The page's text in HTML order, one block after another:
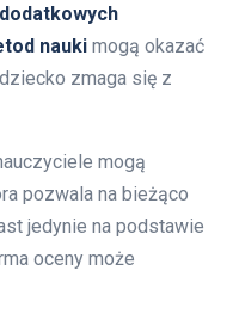
dodatkowych
nauki mogą okazać
zmaga się z
mogą
pozwala na bieżąco
jedynie na podstawie
oceny może